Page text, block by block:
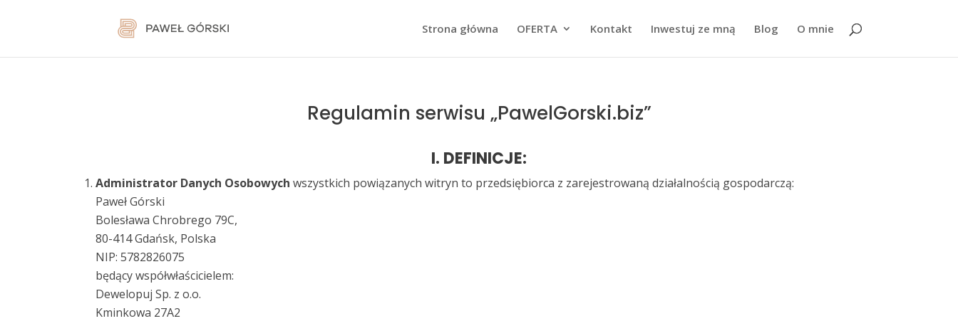
Strona główna OFERTA Kontakt Inwestuj ze mną Blog O mnie
Regulamin serwisu „PawelGorski.biz”
I. DEFINICJE:
Administrator Danych Osobowychwszystkich powiązanych witryn to przedsiębiorca z zarejestrowaną działalnością gospodarczą:
Paweł Górski
Bolesława Chrobrego 79C,
80-414 Gdańsk, Polska
NIP: 5782826075
będący współwłaścicielem:
Dewelopuj Sp. z o.o.
Kminkowa 27A2